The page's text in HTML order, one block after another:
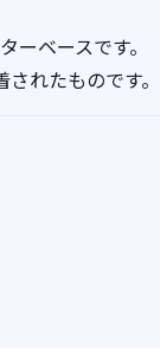
ーベースです。
れたものです。